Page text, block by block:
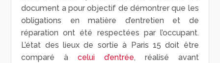
document a pour objectif de démontrer que les
obligations en matière d’entretien et de
réparation ont été respectées par l’occupant.
L’état des lieux de sortie à Paris 15 doit être
comparé àcelui d’entrée, réalisé avant